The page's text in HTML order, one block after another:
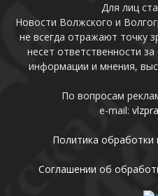
Для лиц
Новости Волжского и
не всегда отражают точку
несет ответственности
информации и мнения,
По вопросам
e-mail:
Политика обработки
Соглашении об